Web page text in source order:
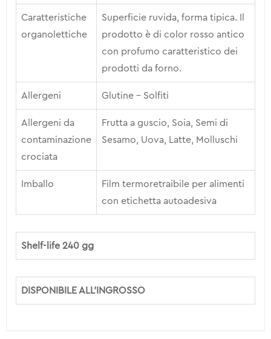
Caratteristiche
organolettiche
Superficie ruvida, forma tipica. Il
prodotto è di color rosso antico
con profumo caratteristico dei
prodotti da forno.
Allergeni Glutine – Solfiti
Allergeni da
contaminazione
crociata
Frutta a guscio, Soia, Semi di
Sesamo, Uova, Latte, Molluschi
Imballo
Film termoretraibile per alimenti
con etichetta autoadesiva
Shelf-life 240 gg
DISPONIBILE ALL’INGROSSO